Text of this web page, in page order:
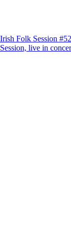
Irish Folk Session
Session, live in